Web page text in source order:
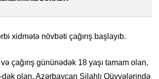
xidmətə növbəti çağırış başlayıb.
çağırış gününədək 18 yaşı tamam olan,
olan, Azərbaycan Silahlı Qüvvələrində